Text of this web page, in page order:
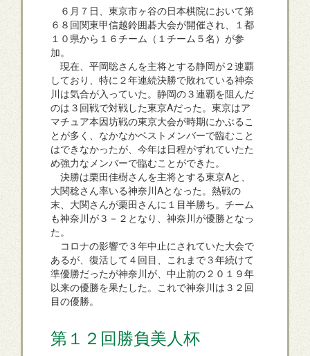
６月７日、東京市ヶ谷の日本棋院において第
６８回関東甲信越鈴囲碁大会が開催され、１都
１０県から１６チーム（１チーム５名）が参
加。
現在、平岡聡さんを主将とする静岡が２連覇
しており、特に２年連続決勝で敗れている神奈
川は気合が入っていた。静岡の３連覇を阻んだ
のは３回戦で対戦した東京Aだった。東京はア
マチュア本因坊戦の東京大会が時期にかぶるこ
とが多く、なかなかベストメンバーで臨むこと
はできなかったが、今年は日程がずれていたた
め強力なメンバーで臨むことができた。
決勝は栗田佳樹さんを主将とする東京Aと、
大関稔さん率いる神奈川Aとなった。熱戦の
末、大関さんが栗田さんに１目半勝ち。チーム
も神奈川が３－２となり、神奈川が優勝となっ
た。
コロナの影響で３年中止にされていた大会で
あるが、復活して４回目、これまで３年続けて
準優勝だったが神奈川が、中止前の２０１９年
以来の優勝を果たした。これで神奈川は３２回
目の優勝。
第１２回勝負美人杯